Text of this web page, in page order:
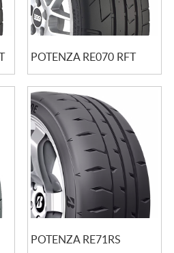
POTENZA RE070 RFT
POTENZA RE71RS